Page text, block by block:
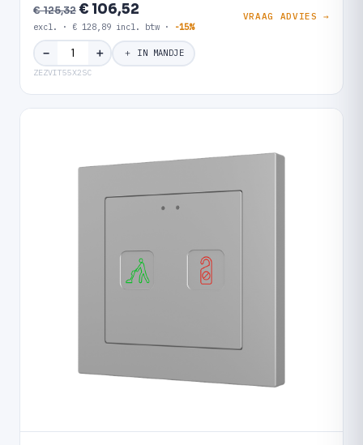
€ 125,32€ 106,52
excl. · € 128,89 incl. btw · -15%
VRAAG ADVIES →
− ＋ ＋ IN MANDJE
ZEZVIT55X2SC